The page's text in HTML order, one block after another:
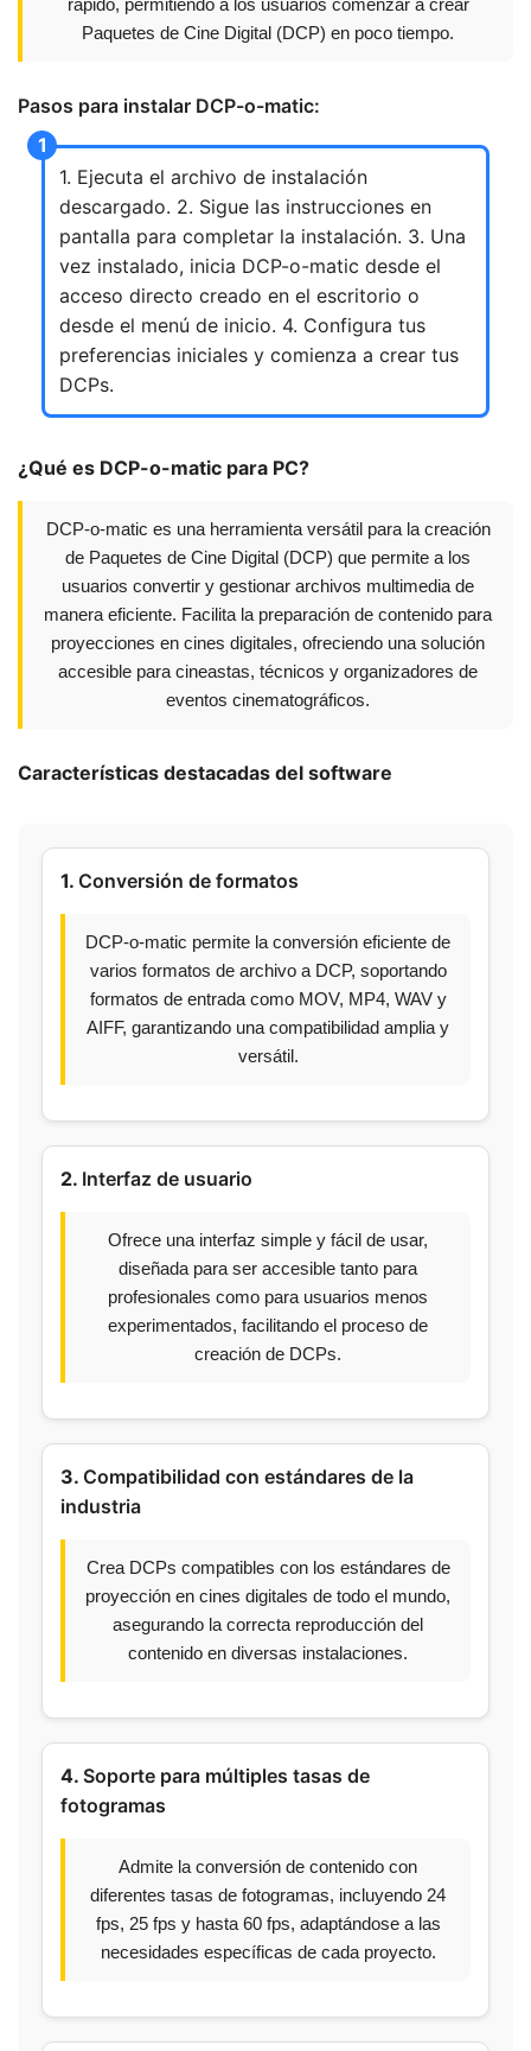
rápido, permitiendo a los usuarios comenzar a crear
Paquetes de Cine Digital (DCP) en poco tiempo.
Pasos para instalar DCP-o-matic:
1. Ejecuta el archivo de instalación
descargado. 2. Sigue las instrucciones en
pantalla para completar la instalación. 3. Una
vez instalado, inicia DCP-o-matic desde el
acceso directo creado en el escritorio o
desde el menú de inicio. 4. Configura tus
preferencias iniciales y comienza a crear tus
DCPs.
¿Qué es DCP-o-matic para PC?
DCP-o-matic es una herramienta versátil para la creación
de Paquetes de Cine Digital (DCP) que permite a los
usuarios convertir y gestionar archivos multimedia de
manera eficiente. Facilita la preparación de contenido para
proyecciones en cines digitales, ofreciendo una solución
accesible para cineastas, técnicos y organizadores de
eventos cinematográficos.
Características destacadas del software
1. Conversión de formatos
DCP-o-matic permite la conversión eficiente de
varios formatos de archivo a DCP, soportando
formatos de entrada como MOV, MP4, WAV y
AIFF, garantizando una compatibilidad amplia y
versátil.
2. Interfaz de usuario
Ofrece una interfaz simple y fácil de usar,
diseñada para ser accesible tanto para
profesionales como para usuarios menos
experimentados, facilitando el proceso de
creación de DCPs.
3. Compatibilidad con estándares de la
industria
Crea DCPs compatibles con los estándares de
proyección en cines digitales de todo el mundo,
asegurando la correcta reproducción del
contenido en diversas instalaciones.
4. Soporte para múltiples tasas de
fotogramas
Admite la conversión de contenido con
diferentes tasas de fotogramas, incluyendo 24
fps, 25 fps y hasta 60 fps, adaptándose a las
necesidades específicas de cada proyecto.